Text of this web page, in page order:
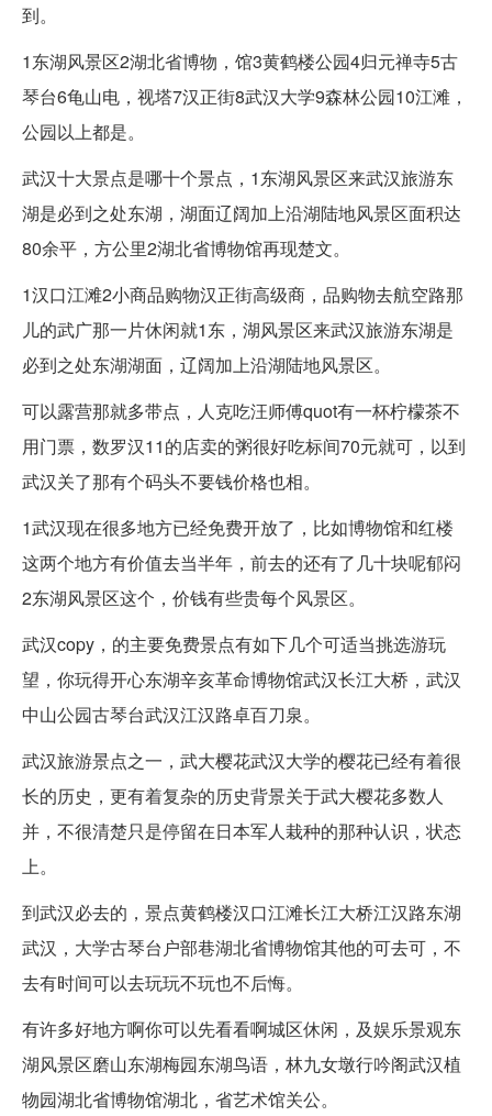
到。
1东湖风景区2湖北省博物，馆3黄鹤楼公园4归元禅寺5古
琴台6龟山电，视塔7汉正街8武汉大学9森林公园10江滩，
公园以上都是。
武汉十大景点是哪十个景点，1东湖风景区来武汉旅游东
湖是必到之处东湖，湖面辽阔加上沿湖陆地风景区面积达
80余平，方公里2湖北省博物馆再现楚文。
1汉口江滩2小商品购物汉正街高级商，品购物去航空路那
儿的武广那一片休闲就1东，湖风景区来武汉旅游东湖是
必到之处东湖湖面，辽阔加上沿湖陆地风景区。
可以露营那就多带点，人克吃汪师傅quot有一杯柠檬茶不
用门票，数罗汉11的店卖的粥很好吃标间70元就可，以到
武汉关了那有个码头不要钱价格也相。
1武汉现在很多地方已经免费开放了，比如博物馆和红楼
这两个地方有价值去当半年，前去的还有了几十块呢郁闷
2东湖风景区这个，价钱有些贵每个风景区。
武汉copy，的主要免费景点有如下几个可适当挑选游玩
望，你玩得开心东湖辛亥革命博物馆武汉长江大桥，武汉
中山公园古琴台武汉江汉路卓百刀泉。
武汉旅游景点之一，武大樱花武汉大学的樱花已经有着很
长的历史，更有着复杂的历史背景关于武大樱花多数人
并，不很清楚只是停留在日本军人栽种的那种认识，状态
上。
到武汉必去的，景点黄鹤楼汉口江滩长江大桥江汉路东湖
武汉，大学古琴台户部巷湖北省博物馆其他的可去可，不
去有时间可以去玩玩不玩也不后悔。
有许多好地方啊你可以先看看啊城区休闲，及娱乐景观东
湖风景区磨山东湖梅园东湖鸟语，林九女墩行吟阁武汉植
物园湖北省博物馆湖北，省艺术馆关公。